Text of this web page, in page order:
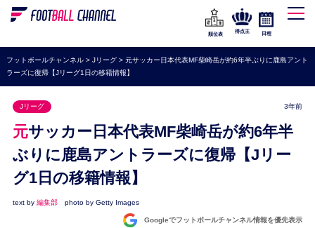
WEリーグ
海外サッカー
プレミアリーグ
セリエA
ブンデスリーガ
UEFA
ナショナルチーム
順位表
得点王 日程
フットボールチャンネル> Jリーグ> 元サッカー日本代表MF柴崎岳が約6年半ぶりに鹿島アント
ラーズに復帰【Jリーグ1日の移籍情報】
Jリーグ 3年前
元サッカー日本代表MF柴崎岳が約6年半
ぶりに鹿島アントラーズに復帰【Jリー
グ1日の移籍情報】
text by 編集部 photo by Getty Images
Googleでフットボールチャンネル情報を優先表示